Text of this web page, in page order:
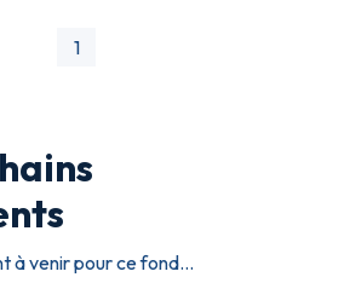
1
à venir pour ce fond...